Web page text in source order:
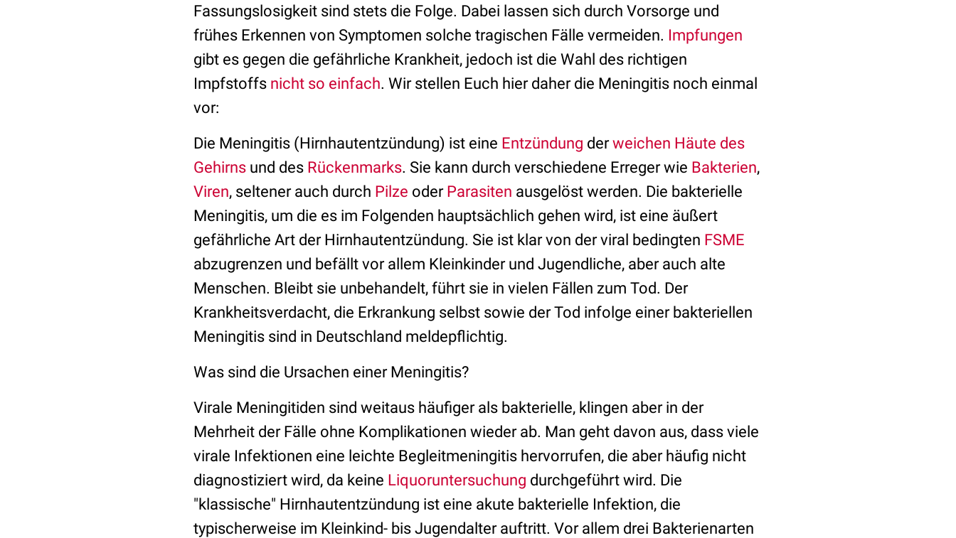
Fassungslosigkeit sind stets die Folge. Dabei lassen sich durch Vorsorge und
frühes Erkennen von Symptomen solche tragischen Fälle vermeiden. Impfungen
gibt es gegen die gefährliche Krankheit, jedoch ist die Wahl des richtigen
Impfstoffs nicht so einfach. Wir stellen Euch hier daher die Meningitis noch einmal
vor:
Die Meningitis (Hirnhautentzündung) ist eine Entzündung derweichen Häute des
Gehirns und des Rückenmarks. Sie kann durch verschiedene Erreger wie Bakterien,
Viren, seltener auch durch Pilze oder Parasiten ausgelöst werden. Die bakterielle
Meningitis, um die es im Folgenden hauptsächlich gehen wird, ist eine äußert
gefährliche Art der Hirnhautentzündung. Sie ist klar von der viral bedingten FSME
abzugrenzen und befällt vor allem Kleinkinder und Jugendliche, aber auch alte
Menschen. Bleibt sie unbehandelt, führt sie in vielen Fällen zum Tod. Der
Krankheitsverdacht, die Erkrankung selbst sowie der Tod infolge einer bakteriellen
Meningitis sind in Deutschland meldepflichtig.
Was sind die Ursachen einer Meningitis?
Virale Meningitiden sind weitaus häufiger als bakterielle, klingen aber in der
Mehrheit der Fälle ohne Komplikationen wieder ab. Man geht davon aus, dass viele
virale Infektionen eine leichte Begleitmeningitis hervorrufen, die aber häufig nicht
diagnostiziert wird, da keine Liquoruntersuchung durchgeführt wird. Die
"klassische" Hirnhautentzündung ist eine akute bakterielle Infektion, die
typischerweise im Kleinkind- bis Jugendalter auftritt. Vor allem drei Bakterienarten